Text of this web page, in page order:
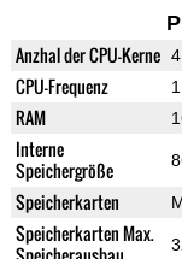
Anzhal der CPU-Kerne 4
CPU-Frequenz
RAM
Interne
Speichergröße
Speicherkarten
Speicherkarten Max.